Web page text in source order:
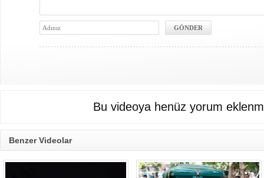
Bu videoya henüz yorum
Benzer Videolar